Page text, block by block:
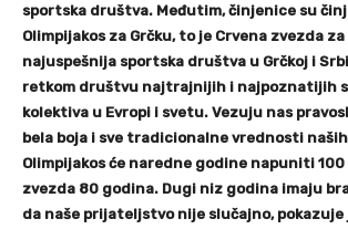
sportska društva. Međutim, činjenice su
Olimpijakos za Grčku, to je Crvena zvezda
najuspešnija sportska društva u Grčkoj i
retkom društvu najtrajnijih i najpoznatijih
kolektiva u Evropi i svetu. Vezuju nas
bela boja i sve tradicionalne vrednosti
Olimpijakos će naredne godine napuniti 100
zvezda 80 godina. Dugi niz godina imaju
da naše prijateljstvo nije slučajno, pokazuje